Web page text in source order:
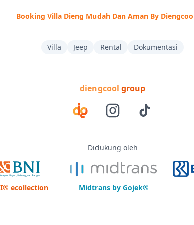
Booking Villa Dieng Mudah Dan Aman By
Villa Jeep Rental Dokumentasi
diengcool group
Didukung oleh
ecollection Midtrans by Gojek®